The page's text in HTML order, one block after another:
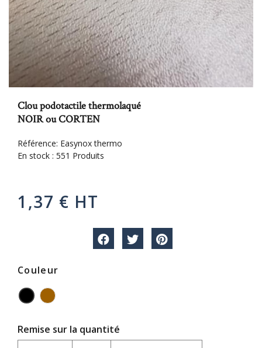
Clou podotactile thermolaqué
NOIR ou CORTEN
Référence: Easynox thermo
En stock : 551 Produits
1,37 € HT
Couleur
Remise sur la quantité